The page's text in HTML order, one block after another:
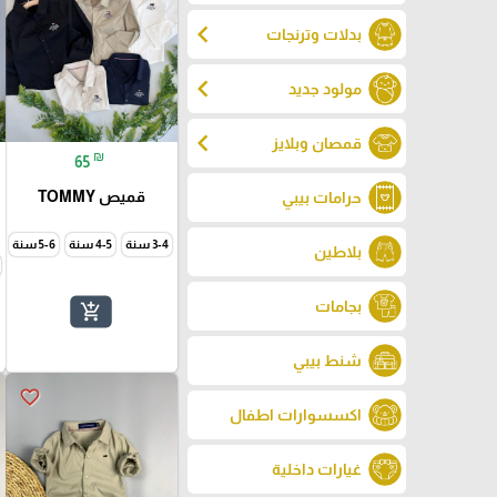
بدلات وترنجات chevron_left
مولود جديد chevron_left
قمصان وبلايز chevron_left
حرامات بيبي
بلاطين
بجامات
شنط بيبي
اكسسوارات اطفال
غيارات داخلية
65 ₪
قميص TOMMY
3-4 سنة 4-5 سنة 5-6 سنة
add_shopping_cart
favorite_border